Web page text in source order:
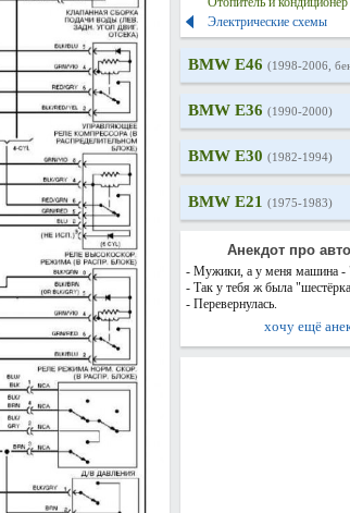
Электрические схемы
BMW E46 (1998-2006,
BMW E36 (1990-2000)
BMW E30 (1982-1994)
BMW E21 (1975-1983)
Анекдот про
- Мужики, а у меня машина -
- Так у тебя ж была
- Перевернулась.
хочу ещё